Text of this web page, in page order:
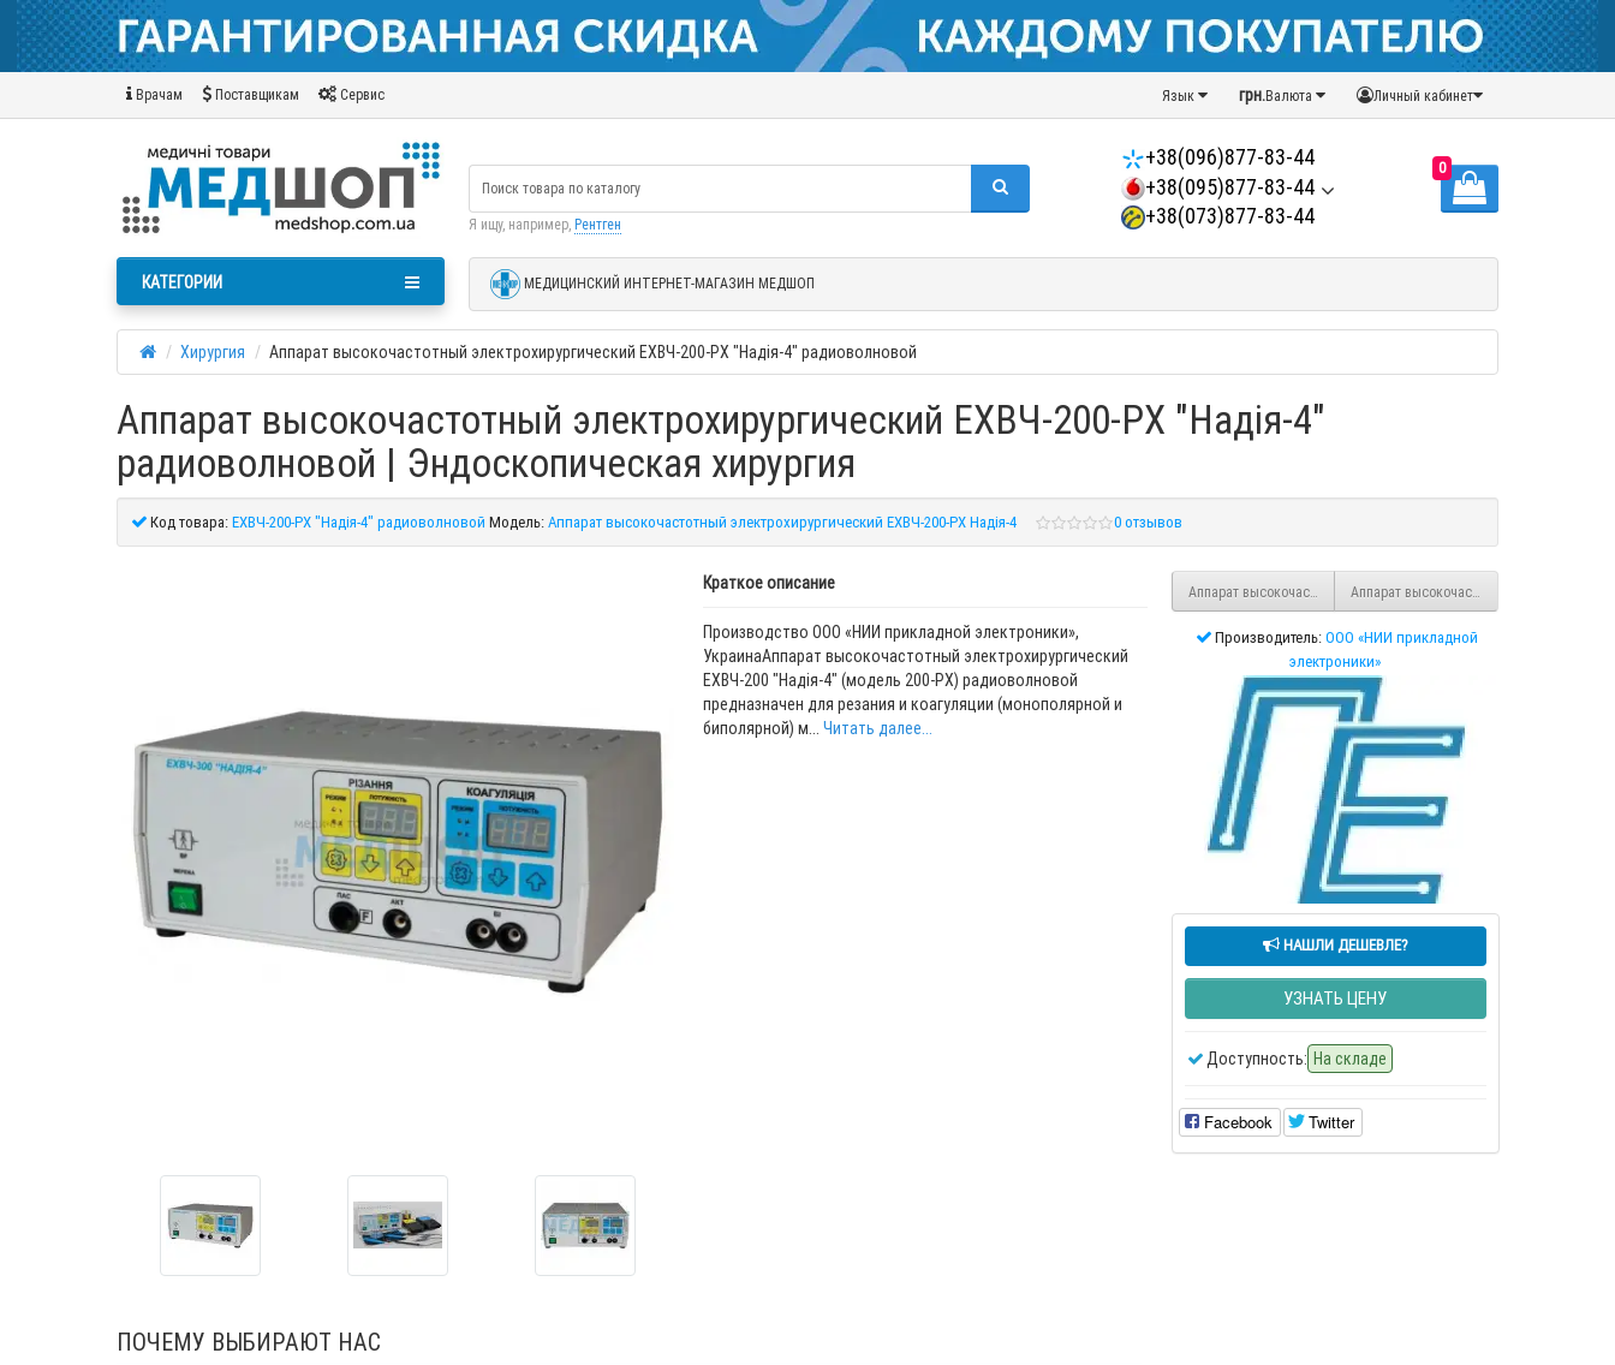
Врачам Поставщикам Сервис Личный кабинет
грн.Валюта
Язык
+38(096)877-83-44
+38(095)877-83-44
+38(073)877-83-44
0
Я ищу, например, Рентген
КАТЕГОРИИ МЕДИЦИНСКИЙ ИНТЕРНЕТ-МАГАЗИН МЕДШОП
Хирургия Аппарат высокочастотный электрохирургический ЕХВЧ-200-PX "Надія-4" радиоволновой
Аппарат высокочастотный электрохирургический ЕХВЧ-200-PX "Надія-4"
радиоволновой | Эндоскопическая хирургия
Код товара:ЕХВЧ-200-PX "Надія-4" радиоволновой Модель:Аппарат высокочастотный электрохирургический ЕХВЧ-200-PX Надія-4 0 отзывов
Краткое описание
Производство ООО «НИИ прикладной электроники»,
УкраинаАппарат высокочастотный электрохирургический
ЕХВЧ-200 "Надія-4" (модель 200-PX) радиоволновой
предназначен для резания и коагуляции (монополярной и
биполярной) м... Читать далее...
Аппарат высокочастотный электрохирургический ЕХВЧ-200 "Надія-
Аппарат высокочастотный
Производитель: ООО «НИИ прикладной
электроники»
НАШЛИ ДЕШЕВЛЕ?
УЗНАТЬ ЦЕНУ
Доступность: На складе
Facebook Twitter
ПОЧЕМУ ВЫБИРАЮТ НАС